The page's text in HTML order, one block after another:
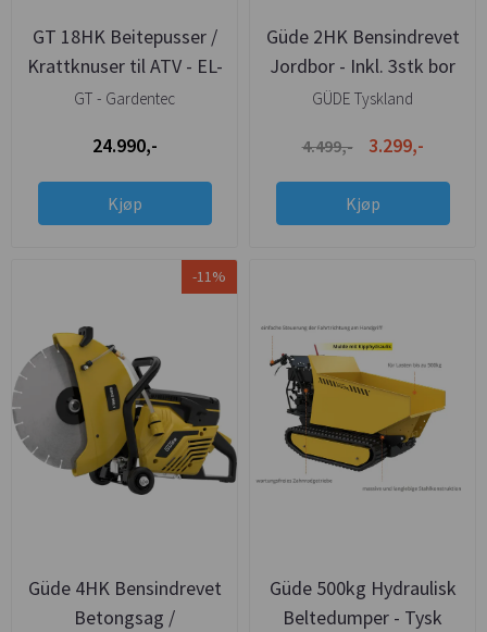
GT 18HK Beitepusser /
Krattknuser til ATV - EL-
start
GT - Gardentec
24.990,-
Kjøp
Güde 2HK Bensindrevet
Jordbor - Inkl. 3stk bor
med 800mm lengde!
GÜDE Tyskland
4.499,- 3.299,-
Kjøp
-11%
Güde 4HK Bensindrevet
Betongsag /
Güde 500kg Hydraulisk
Beltedumper - Tysk